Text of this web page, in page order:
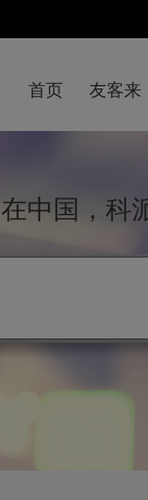
首页 友客来
在中国，